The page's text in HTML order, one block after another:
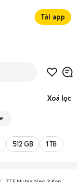
Tải app
Xoá lọc
512 GB 1 TB